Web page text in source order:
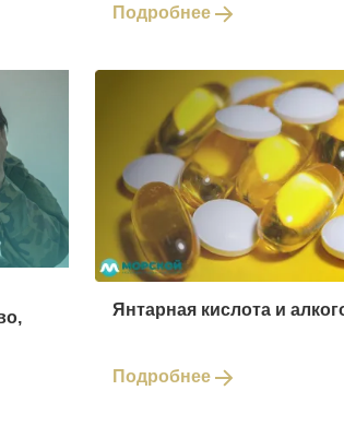
Подробнее
Янтарная кислота и
Подробнее